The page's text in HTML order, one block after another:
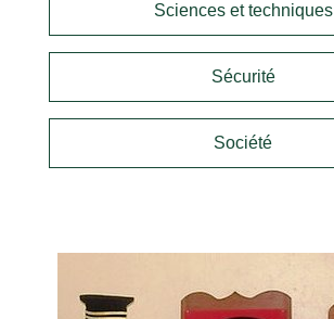
Sciences et techniques
Sécurité
Société